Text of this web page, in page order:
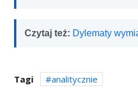
Czytaj też: Dylematy
Tagi analitycznie